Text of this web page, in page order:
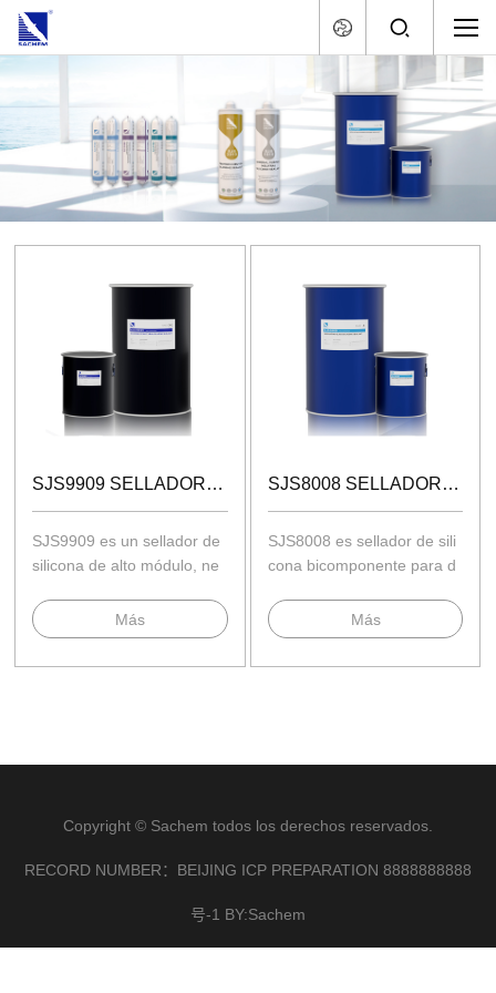
SJS9909 SELLADOR BICOMPONENTE DE SILICONA ESTRUCTURAL
SJS9909 es un sellador de
silicona de alto módulo, ne
Más
SJS8008 SELLADOR DE SILICONA BICOMPONENTE PARA DOBLE VIDRIADO HERMÉTICO
SJS8008 es sellador de sili
cona bicomponente para d
Más
Copyright © Sachem todos los derechos reservados.
RECORD NUMBER：BEIJING ICP PREPARATION 8888888888
号-1 BY:Sachem